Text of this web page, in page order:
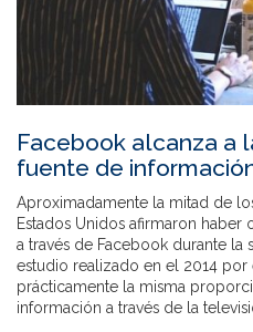
Facebook alcanza a
fuente de
Aproximadamente la mitad de
Estados Unidos afirmaron
a través de Facebook durante la
estudio realizado en el 2014 por
prácticamente la misma
información a través de la